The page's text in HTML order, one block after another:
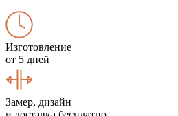
Изготовление
от 5 дней
Замер, дизайн